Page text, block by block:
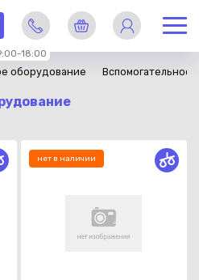
18:00
оборудование Вспомогательное
нет в наличии